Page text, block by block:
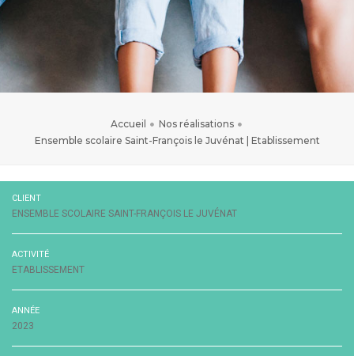
Accueil
Nos réalisations
Ensemble scolaire Saint-François le Juvénat | Etablissement
CLIENT
ENSEMBLE SCOLAIRE SAINT-FRANÇOIS LE JUVÉNAT
ACTIVITÉ
ETABLISSEMENT
ANNÉE
2023